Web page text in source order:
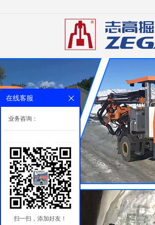
在线客服
业务咨询：
扫一扫，添加好友！